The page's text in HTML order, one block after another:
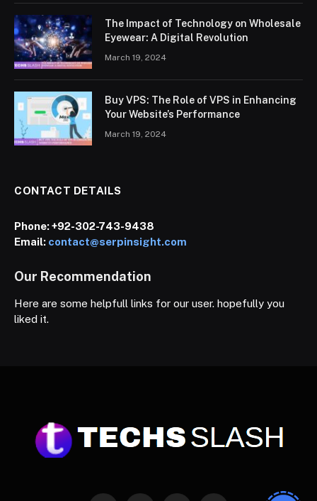
The Impact of Technology on Wholesale
Eyewear: A Digital Revolution
March 19, 2024
Buy VPS: The Role of VPS in Enhancing
Your Website’s Performance
March 19, 2024
CONTACT DETAILS
Phone:+92-302-743-9438
Email: contact@serpinsight.com
Our Recommendation
Here are some helpfull links for our user. hopefully you
liked it.